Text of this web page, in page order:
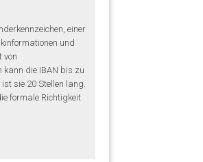
einer
und
von
kann die IBAN bis zu
sie 20 Stellen lang.
formale Richtigkeit